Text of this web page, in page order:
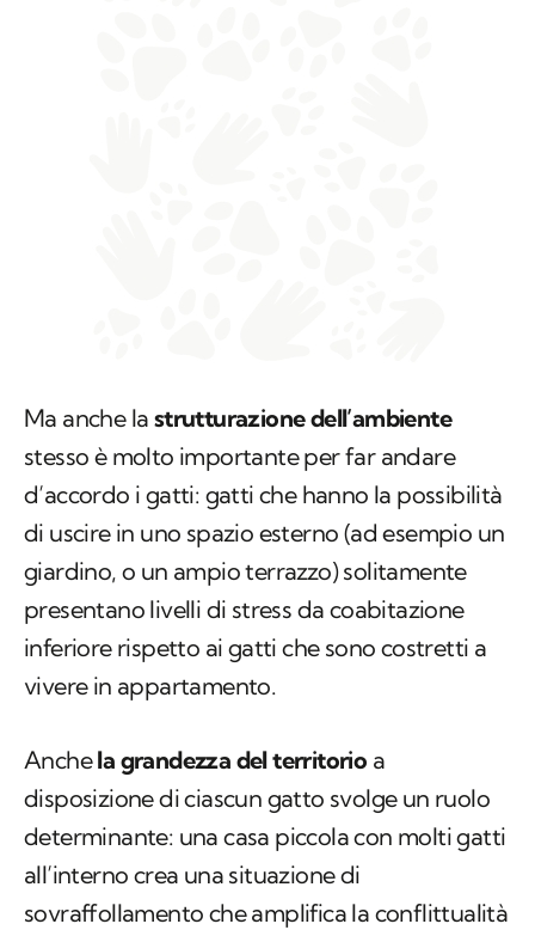
Ma anche la strutturazione dell’ambiente
stesso è molto importante per far andare
d’accordo i gatti: gatti che hanno la possibilità
di uscire in uno spazio esterno (ad esempio un
giardino, o un ampio terrazzo) solitamente
presentano livelli di stress da coabitazione
inferiore rispetto ai gatti che sono costretti a
vivere in appartamento.
Anchela grandezza del territorio a
disposizione di ciascun gatto svolge un ruolo
determinante: una casa piccola con molti gatti
all’interno crea una situazione di
sovraffollamento che amplifica la conflittualità